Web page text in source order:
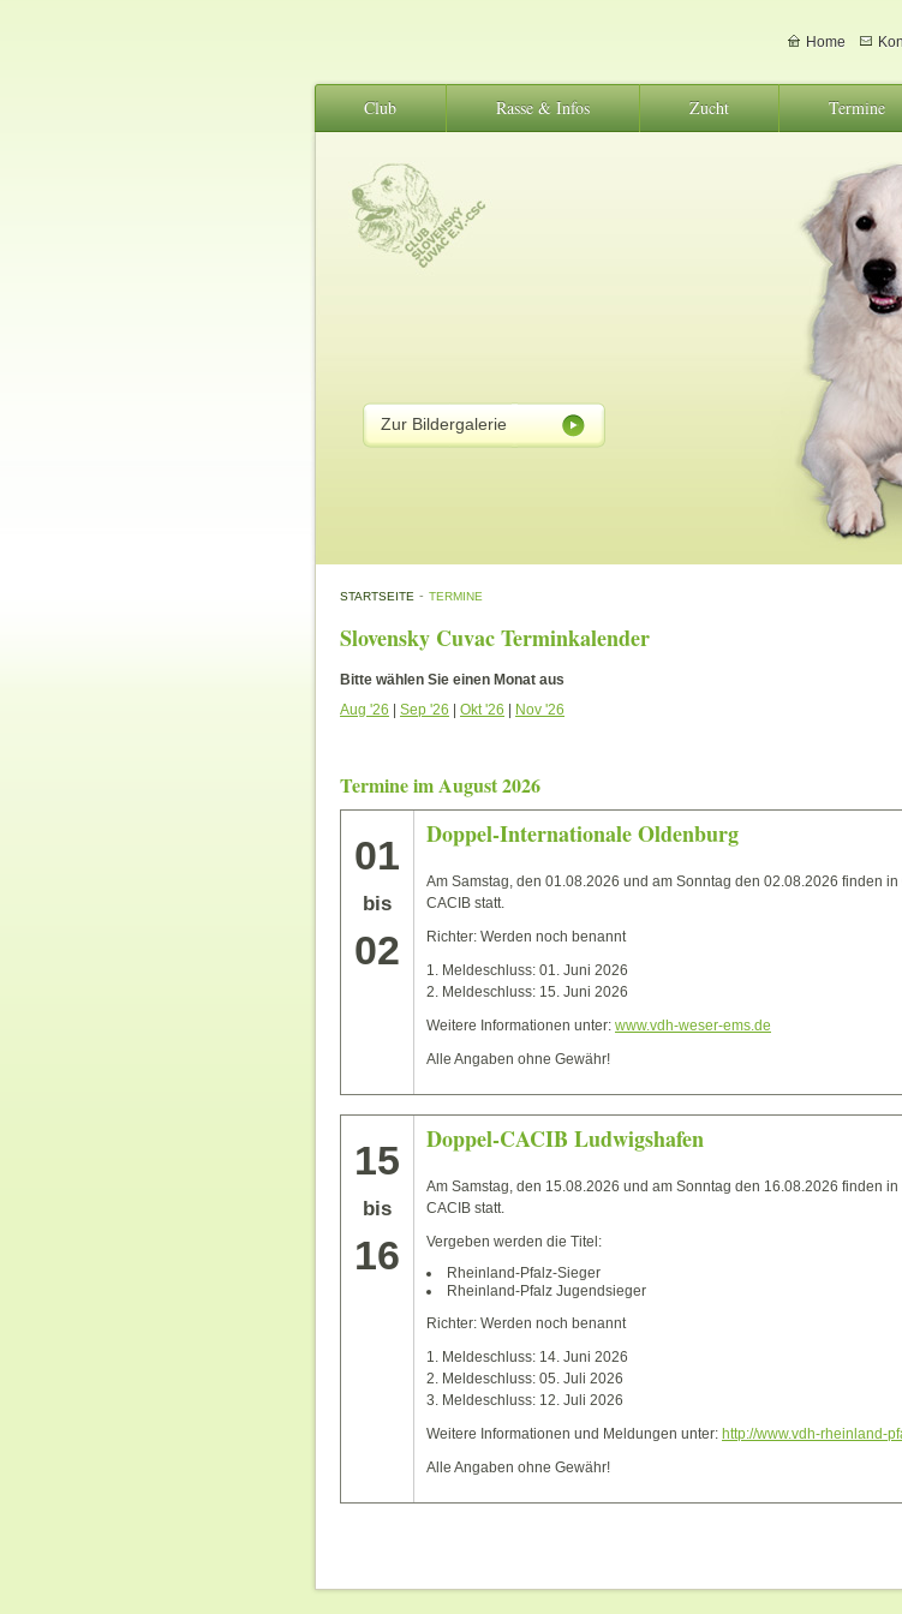
Home
Club Rasse & Infos Zucht Termine
Zur Bildergalerie
STARTSEITE - TERMINE
Slovensky Cuvac Terminkalender
Bitte wählen Sie einen Monat aus
Aug '26
Sep '26 Okt '26 Nov '26
Termine im August 2026
01
bis
02
Doppel-Internationale Oldenburg
Am Samstag, den 01.08.2026 und am Sonntag den 02.08.2026 finden
CACIB statt.
Richter: Werden noch benannt
1. Meldeschluss: 01. Juni 2026
2. Meldeschluss: 15. Juni 2026
Weitere Informationen unter: www.vdh-weser-ems.de
Alle Angaben ohne Gewähr!
15
bis
16
Doppel-CACIB Ludwigshafen
Am Samstag, den 15.08.2026 und am Sonntag den 16.08.2026 finden
CACIB statt.
Vergeben werden die Titel:
Rheinland-Pfalz-Sieger
Rheinland-Pfalz Jugendsieger
Richter: Werden noch benannt
1. Meldeschluss: 14. Juni 2026
2. Meldeschluss: 05. Juli 2026
3. Meldeschluss: 12. Juli 2026
Weitere Informationen und Meldungen unter: http://www.vdh-rheinland-
Alle Angaben ohne Gewähr!